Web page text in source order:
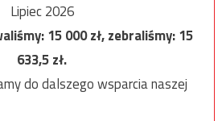
Lipiec 2026
15 000zł, zebraliśmy:15
633,5zł.
do dalszego wsparcia naszej